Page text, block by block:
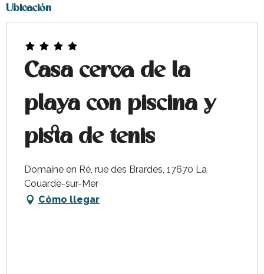
Ubicación
Casa cerca de la
playa con piscina y
pista de tenis
Domaine en Ré, rue des Brardes, 17670 La
Couarde-sur-Mer
Cómo llegar